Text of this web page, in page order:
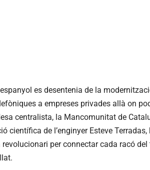
es desentenia de la
a empreses privades allà on
centralista, la Mancomunitat de
científica de l’enginyer Esteve
per connectar cada racó del